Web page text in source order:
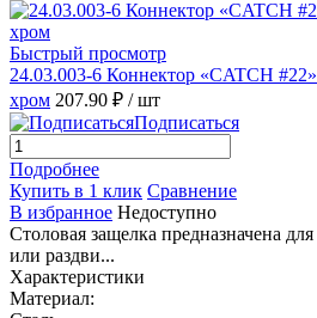
Быстрый просмотр
24.03.003-6 Коннектор «CATCH
хром 207.90 ₽ / шт
Подписаться
Подробнее
Купить в 1 клик Сравнение
В избранное Недоступно
Столовая защелка предназначена
или раздви...
Характеристики
Материал: